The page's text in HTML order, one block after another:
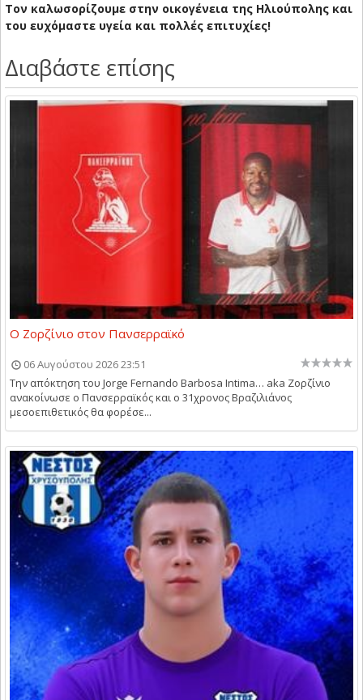
Τον καλωσορίζουμε στην οικογένεια της Ηλιούπολης και
του ευχόμαστε υγεία και πολλές επιτυχίες!
Διαβάστε επίσης
Ο Ζορζίνιο στον Πανσερραϊκό
06 Αυγούστου 2026 23:51
Την απόκτηση του Jorge Fernando Barbosa Intima… aka Ζορζίνιο
ανακοίνωσε ο Πανσερραϊκός και ο 31χρονος Βραζιλιάνος
μεσοεπιθετικός θα φορέσε...